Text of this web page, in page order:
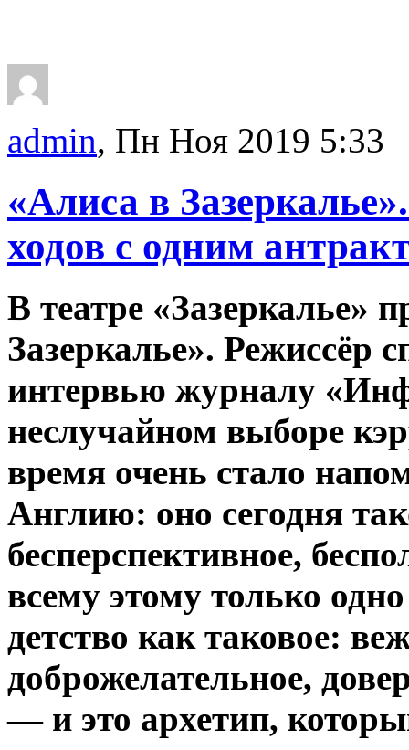
admin, Пн Ноя 2019 5:33
«Алиса в
ходов с одним
В театре «Зазеркалье»
Зазеркалье». Режиссёр
интервью журналу
неслучайном выборе
время очень стало
Англию: оно сегодня
бесперспективное,
всему этому только
детство как таковое:
доброжелательное,
— и это архетип,